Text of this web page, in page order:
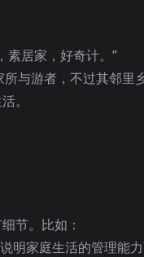
素居家，好奇计。”
与游者，不过其邻里
。
节。比如：
明家庭生活的管理能